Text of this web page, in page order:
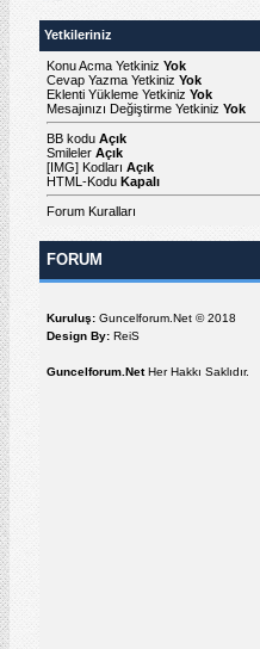
Yetkileriniz
Konu Acma Yetkiniz Yok
Cevap Yazma Yetkiniz Yok
Eklenti Yükleme Yetkiniz Yok
Mesajınızı Değiştirme Yetkiniz Yok
BB kodu Açık
Smileler Açık
[IMG] Kodları Açık
HTML-Kodu Kapalı
Forum Kuralları
FORUM
Kuruluş: Guncelforum.Net © 2018
Design By: ReiS
Guncelforum.NetHer Hakkı Saklıdır.